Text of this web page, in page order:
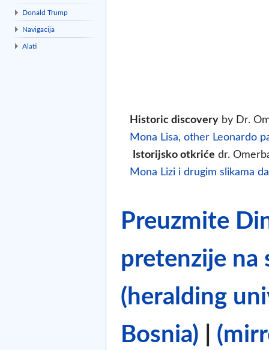
Historic discovery by Dr.
Mona Lisa, other Leonardo
Istorijsko otkriće dr.
Mona Lizi i drugim slikama
Preuzmite
pretenzije na
(heralding
Bosnia)
Donald Trump
Navigacija
Alati